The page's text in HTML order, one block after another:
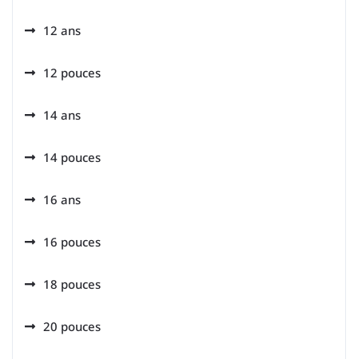
12 ans
12 pouces
14 ans
14 pouces
16 ans
16 pouces
18 pouces
20 pouces